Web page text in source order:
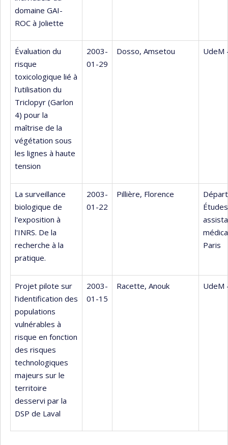
domaine GAI-
ROC à Joliette
Évaluation du
risque
toxicologique lié à
l’utilisation du
Triclopyr (Garlon
4) pour la
maîtrise de la
végétation sous
les lignes à haute
tension
2003-
01-29
Dosso, Amsetou UdeM
La surveillance
biologique de
l'exposition à
l'INRS. De la
recherche à la
pratique.
2003-
01-22
Pillière, Florence
Paris
Projet pilote sur
l’identification des
populations
vulnérables à
risque en fonction
des risques
technologiques
majeurs sur le
territoire
desservi par la
DSP de Laval
2003-
01-15
Racette, Anouk UdeM